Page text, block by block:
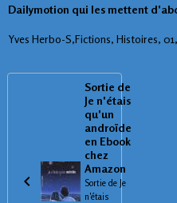
Dailymotion qui les mettent
Yves Herbo-S,Fictions, Histoires,
Sortie de
Je n'étais
qu'un
androïde
en Ebook
chez
Amazon
Sortie de Je
n'étais